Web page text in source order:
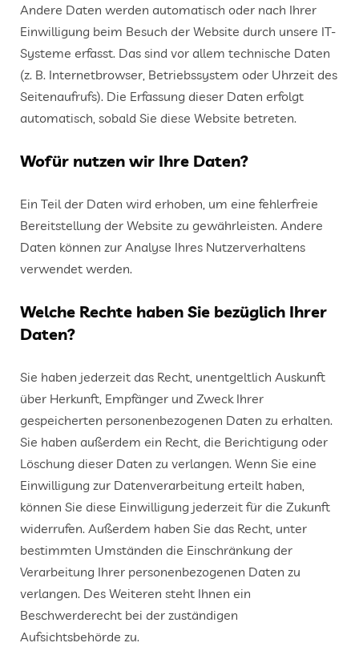
Andere Daten werden automatisch oder nach Ihrer
Einwilligung beim Besuch der Website durch unsere IT-
Systeme erfasst. Das sind vor allem technische Daten
(z. B. Internetbrowser, Betriebssystem oder Uhrzeit des
Seitenaufrufs). Die Erfassung dieser Daten erfolgt
automatisch, sobald Sie diese Website betreten.
Wofür nutzen wir Ihre Daten?
Ein Teil der Daten wird erhoben, um eine fehlerfreie
Bereitstellung der Website zu gewährleisten. Andere
Daten können zur Analyse Ihres Nutzerverhaltens
verwendet werden.
Welche Rechte haben Sie bezüglich Ihrer
Daten?
Sie haben jederzeit das Recht, unentgeltlich Auskunft
über Herkunft, Empfänger und Zweck Ihrer
gespeicherten personenbezogenen Daten zu erhalten.
Sie haben außerdem ein Recht, die Berichtigung oder
Löschung dieser Daten zu verlangen. Wenn Sie eine
Einwilligung zur Datenverarbeitung erteilt haben,
können Sie diese Einwilligung jederzeit für die Zukunft
widerrufen. Außerdem haben Sie das Recht, unter
bestimmten Umständen die Einschränkung der
Verarbeitung Ihrer personenbezogenen Daten zu
verlangen. Des Weiteren steht Ihnen ein
Beschwerderecht bei der zuständigen
Aufsichtsbehörde zu.